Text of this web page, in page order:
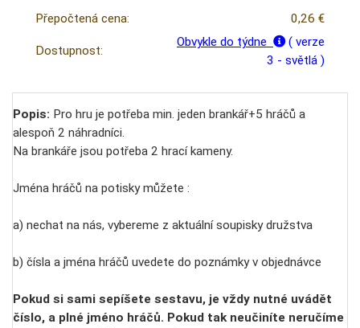
Přepočtená cena: 0,26 €
Dostupnost:
Obvykle do týdne
( verze
3 - světlá )
Popis: Pro hru je potřeba min. jeden brankář+5 hráčů a
alespoň 2 náhradníci.
Na brankáře jsou potřeba 2 hrací kameny.
Jména hráčů na potisky můžete :
a) nechat na nás, vybereme z aktuální soupisky družstva
b) čísla a jména hráčů uvedete do poznámky v objednávce
Pokud si sami sepíšete sestavu, je vždy nutné uvádět
číslo, a plné jméno hráčů. Pokud tak neučiníte neručíme